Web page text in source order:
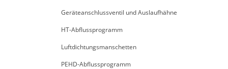
Geräteanschlussventil und Auslaufhähne
HT-Abflussprogramm
Luftdichtungsmanschetten
PEHD-Abflussprogramm